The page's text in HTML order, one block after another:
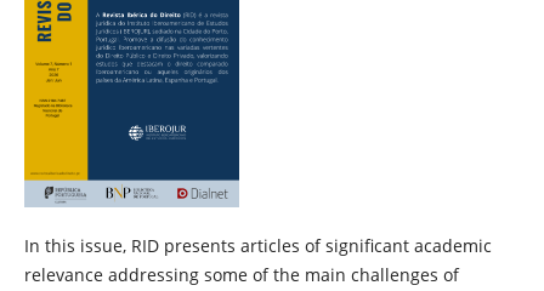
In this issue, RID presents articles of significant academic
relevance addressing some of the main challenges of